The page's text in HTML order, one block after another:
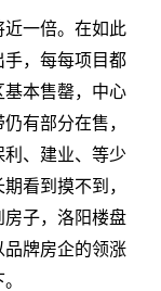
一倍。在如此
手，每每项目都
基本售罄，中心
有部分在售，
、建业、等少
看到摸不到，
子，洛阳楼盘
品牌房企的领涨